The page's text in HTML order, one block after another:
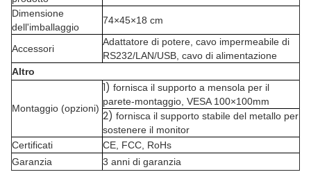
Dimensione
dell'imballaggio
74×45×18 cm
Accessori
Adattatore di potere, cavo impermeabile di
RS232/LAN/USB, cavo di alimentazione
Altro
Montaggio (opzioni)
1) fornisca il supporto a mensola per il
parete-montaggio, VESA 100×100mm
2) fornisca il supporto stabile del metallo per
sostenere il monitor
Certificati
CE, FCC, RoHs
Garanzia
3 anni di garanzia